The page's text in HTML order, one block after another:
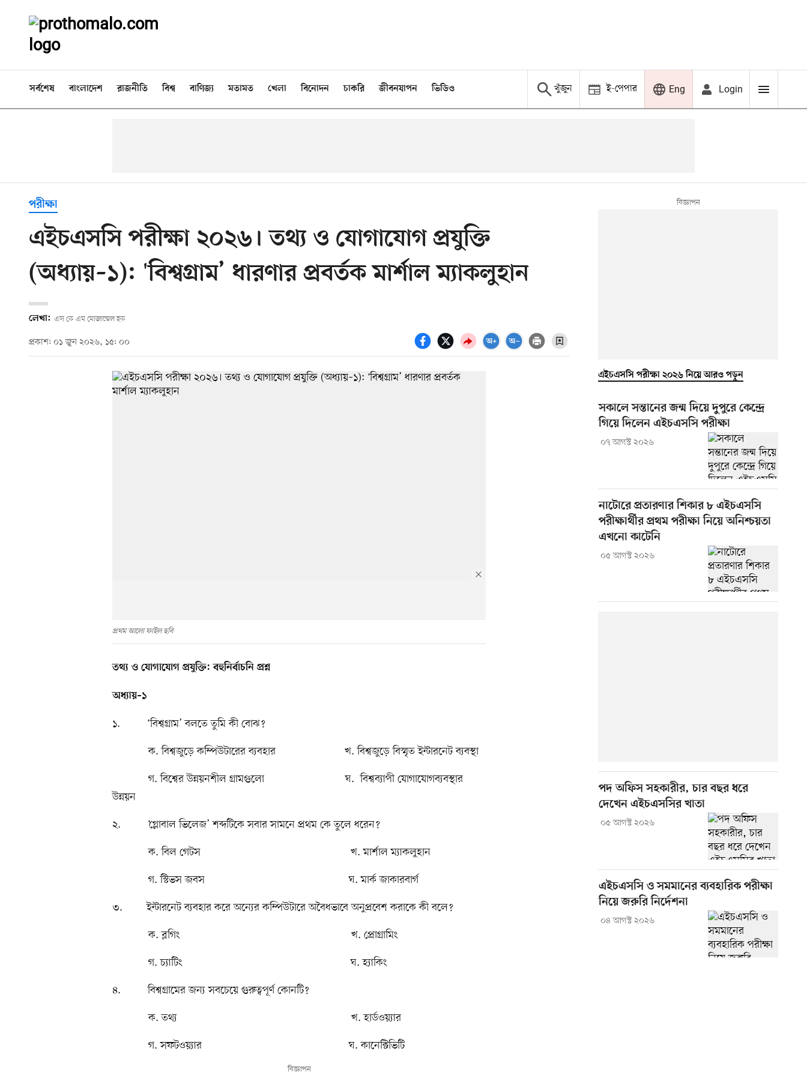
সর্বশেষ বাংলাদেশ রাজনীতি বিশ্ব বাণিজ্য মতামত খেলা বিনোদন চাকরি জীবনযাপন ভিডিও খুঁজুন ই-পেপার Eng Login
পরীক্ষা
এইচএসসি পরীক্ষা ২০২৬। তথ্য ও যোগাযোগ প্রযুক্তি
(অধ্যায়–১): 'বিশ্বগ্রাম’ ধারণার প্রবর্তক মার্শাল ম্যাকলুহান
লেখা: এস কে এম মোজাম্মেল হক
প্রকাশ: ০১ জুন ২০২৬, ১৫: ০০
প্রথম আলো ফাইল ছবি
তথ্য ও যোগাযোগ প্রযুক্তি: বহুনির্বাচনি প্রশ্ন
অধ্যায়–১
১. ‘বিশ্বগ্রাম’ বলতে তুমি কী বোঝ?
ক. বিশ্বজুড়ে কম্পিউটারের ব্যবহার খ. বিশ্বজুড়ে বিস্মৃত ইন্টারনেট ব্যবস্থা
গ. বিশ্বের উন্নয়নশীল গ্রামগুলো ঘ. বিশ্বব্যাপী যোগাযোগব্যবস্থার
উন্নয়ন
২. ‘গ্লোবাল ভিলেজ’ শব্দটিকে সবার সামনে প্রথম কে তুলে ধরেন?
ক. বিল গেটস খ. মার্শাল ম্যাকলুহান
গ. স্টিভস জবস ঘ. মার্ক জাকারবার্গ
৩. ইন্টারনেট ব্যবহার করে অন্যের কম্পিউটারে অবৈধভাবে অনুপ্রবেশ করাকে কী বলে?
ক. ব্লগিং খ. প্রোগ্রামিং
গ. চ্যাটিং ঘ. হ্যাকিং
৪. বিশ্বগ্রামের জন্য সবচেয়ে গুরুত্বপূর্ণ কোনটি?
ক. তথ্য খ. হার্ডওয়্যার
গ. সফটওয়্যার ঘ. কানেক্টিভিটি
এইচএসসি পরীক্ষা ২০২৬ নিয়ে আরও পড়ুন
সকালে সন্তানের জন্ম দিয়ে দুপুরে কেন্দ্রে
গিয়ে দিলেন এইচএসসি পরীক্ষা
০৭ আগস্ট ২০২৬
নাটোরে প্রতারণার শিকার ৮ এইচএসসি
পরীক্ষার্থীর প্রথম পরীক্ষা নিয়ে অনিশ্চয়তা
এখনো কাটেনি
০৫ আগস্ট ২০২৬
পদ অফিস সহকারীর, চার বছর ধরে
দেখেন এইচএসসির খাতা
০৫ আগস্ট ২০২৬
এইচএসসি ও সমমানের ব্যবহারিক পরীক্ষা
নিয়ে জরুরি নির্দেশনা
০৪ আগস্ট ২০২৬